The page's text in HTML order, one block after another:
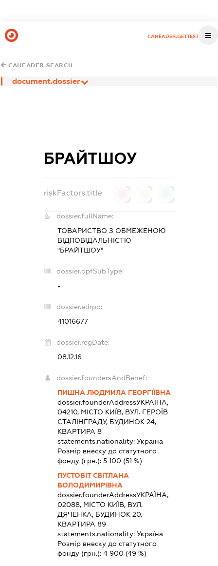
CAHEADER.GETTEST
CAHEADER.SEARCH
document.dossier
БРАЙТШОУ
riskFactors.title
dossier.fullName:
ТОВАРИСТВО З ОБМЕЖЕНОЮ
ВІДПОВІДАЛЬНІСТЮ
"БРАЙТШОУ"
dossier.opfSubType:
-
dossier.edrpo:
41016677
dossier.regDate:
08.12.16
dossier.foundersAndBenef:
ПИШНА ЛЮДМИЛА ГЕОРГІЇВНА
dossier.founderAddressУКРАЇНА,
04210, МІСТО КИЇВ, ВУЛ. ГЕРОЇВ
СТАЛІНГРАДУ, БУДИНОК 24,
КВАРТИРА 8
statements.nationality: Україна
Розмір внеску до статутного
фонду (грн.): 5 100 (51 %)
ПУСТОВІТ СВІТЛАНА
ВОЛОДИМИРІВНА
dossier.founderAddressУКРАЇНА,
02088, МІСТО КИЇВ, ВУЛ.
ДЯЧЕНКА, БУДИНОК 20,
КВАРТИРА 89
statements.nationality: Україна
Розмір внеску до статутного
фонду (грн.): 4 900 (49 %)